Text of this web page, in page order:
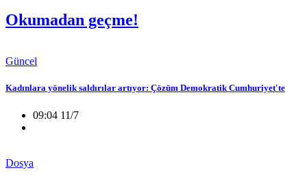
Okumadan geçme!
Güncel
Kadınlara yönelik saldırılar artıyor: Çözüm Demokratik Cumhuriyet'te
09:04 11/7
Dosya